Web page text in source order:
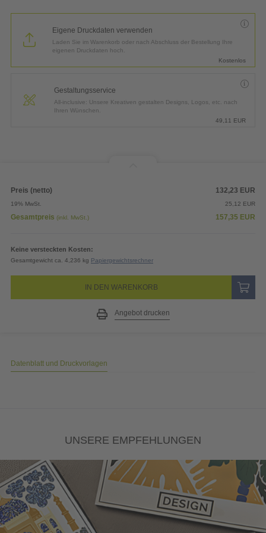
Eigene Druckdaten verwenden
Laden Sie im Warenkorb oder nach Abschluss der Bestellung Ihre
eigenen Druckdaten hoch.
Kostenlos
Gestaltungsservice
All-inclusive: Unsere Kreativen gestalten Designs, Logos, etc. nach
Ihren Wünschen.
49,11 EUR
Preis (netto) 132,23 EUR
19% MwSt. 25,12 EUR
Gesamtpreis (inkl. MwSt.) 157,35 EUR
Keine versteckten Kosten:
Gesamtgewicht ca. 4,236 kg Papiergewichtsrechner
IN DEN WARENKORB
Angebot drucken
Datenblatt und Druckvorlagen
UNSERE EMPFEHLUNGEN